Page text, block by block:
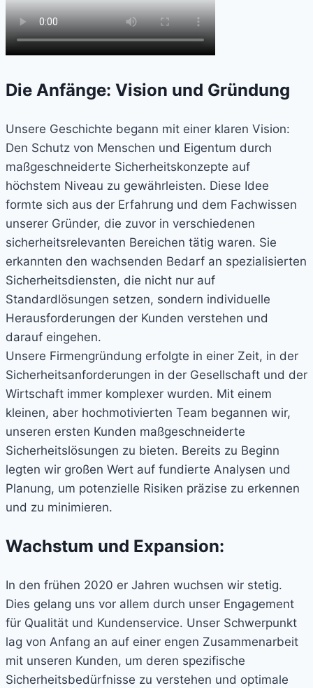
Die Anfänge: Vision und Gründung
Unsere Geschichte begann mit einer klaren Vision:
Den Schutz von Menschen und Eigentum durch
maßgeschneiderte Sicherheitskonzepte auf
höchstem Niveau zu gewährleisten. Diese Idee
formte sich aus der Erfahrung und dem Fachwissen
unserer Gründer, die zuvor in verschiedenen
sicherheitsrelevanten Bereichen tätig waren. Sie
erkannten den wachsenden Bedarf an spezialisierten
Sicherheitsdiensten, die nicht nur auf
Standardlösungen setzen, sondern individuelle
Herausforderungen der Kunden verstehen und
darauf eingehen.
Unsere Firmengründung erfolgte in einer Zeit, in der
Sicherheitsanforderungen in der Gesellschaft und der
Wirtschaft immer komplexer wurden. Mit einem
kleinen, aber hochmotivierten Team begannen wir,
unseren ersten Kunden maßgeschneiderte
Sicherheitslösungen zu bieten. Bereits zu Beginn
legten wir großen Wert auf fundierte Analysen und
Planung, um potenzielle Risiken präzise zu erkennen
und zu minimieren.
Wachstum und Expansion:
In den frühen 2020 er Jahren wuchsen wir stetig.
Dies gelang uns vor allem durch unser Engagement
für Qualität und Kundenservice. Unser Schwerpunkt
lag von Anfang an auf einer engen Zusammenarbeit
mit unseren Kunden, um deren spezifische
Sicherheitsbedürfnisse zu verstehen und optimale